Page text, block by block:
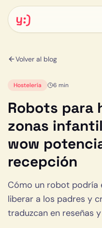
y:)
Volver al blog
Hostelería 6 min
Robots para
zonas
wow
recepción
Cómo un robot podría
liberar a los padres y
traduzcan en reseñas